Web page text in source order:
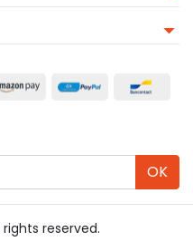
OK
reserved.